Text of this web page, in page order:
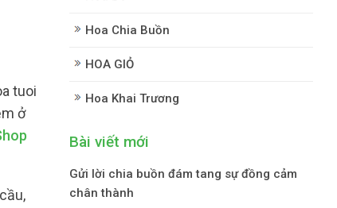
tuoi
ở
Hoa Chia Buồn
HOA GIỎ
Hoa Khai Trương
Bài viết mới
Gửi lời chia buồn đám tang sự đồng cảm
chân thành